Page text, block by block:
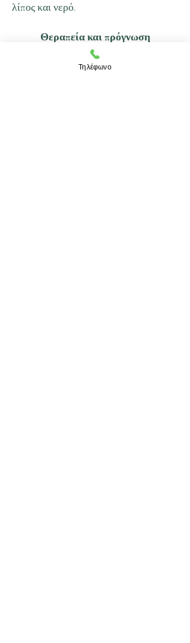
λίπος και νερό.
Θεραπεία και πρόγνωση
Η θεραπεία για τα περισσότερα
Τηλέφωνο